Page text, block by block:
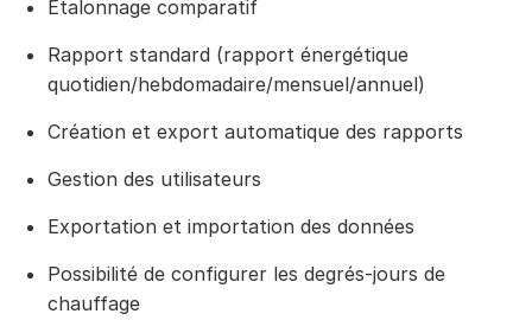
Étalonnage comparatif
Rapport standard (rapport énergétique
quotidien/hebdomadaire/mensuel/annuel)
Création et export automatique des rapports
Gestion des utilisateurs
Exportation et importation des données
Possibilité de configurer les degrés-jours de
chauffage